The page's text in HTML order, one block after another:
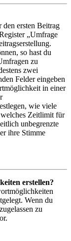
den ersten Beitrag
„Umfrage
so hast du
zu
zwei
Felder eingeben
in einer
wie viele
Zeitlimit für
unbegrenzte
ihre Stimme
erstellen?
Wenn du
zu